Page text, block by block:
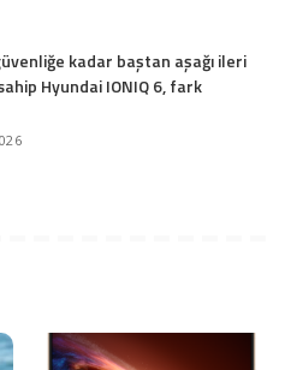
kadar baştan aşağı ileri
Hyundai IONIQ 6, fark